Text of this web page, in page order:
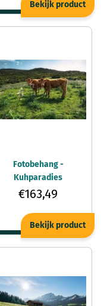
Bekijk product
Fotobehang -
Kuhparadies
450x280cm -
€163,49
Bekijk product